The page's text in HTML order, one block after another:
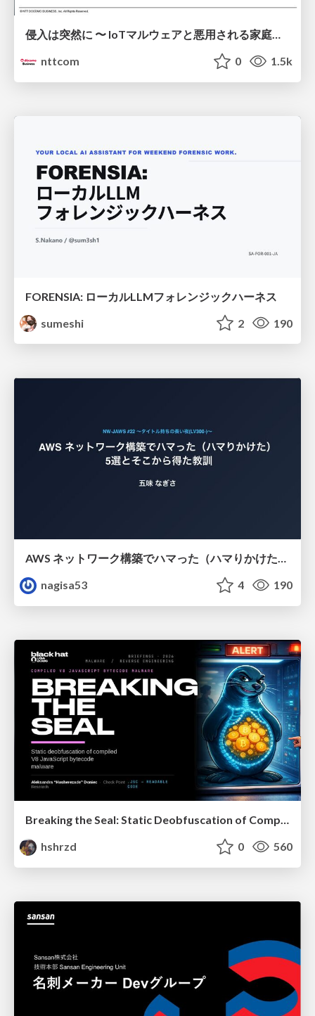
侵入は突然に 〜 IoTマルウェアと悪用される家庭の機器 ～ / When Intrusion Strikes: IoT Malware and the Abuse of Home Devices
nttcom
0 1.5k
FORENSIA: ローカルLLMフォレンジックハーネス
sumeshi
2 190
AWS ネットワーク構築でハマった（ハマりかけた） 5選とそこから得た教訓
nagisa53
4 190
Breaking the Seal: Static Deobfuscation of Compiled V8 JavaScript Bytecode Malware
hshrzd
0 560